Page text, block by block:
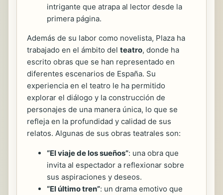
intrigante que atrapa al lector desde la
primera página.
Además de su labor como novelista, Plaza ha
trabajado en el ámbito del teatro, donde ha
escrito obras que se han representado en
diferentes escenarios de España. Su
experiencia en el teatro le ha permitido
explorar el diálogo y la construcción de
personajes de una manera única, lo que se
refleja en la profundidad y calidad de sus
relatos. Algunas de sus obras teatrales son:
“El viaje de los sueños”: una obra que
invita al espectador a reflexionar sobre
sus aspiraciones y deseos.
“El último tren”: un drama emotivo que